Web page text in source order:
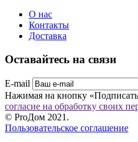
О нас
Контакты
Доставка
Оставайтесь на связи
E-mail
Нажимая на кнопку
согласие на обработку своих
© ProДом 2021.
Пользовательское соглашение